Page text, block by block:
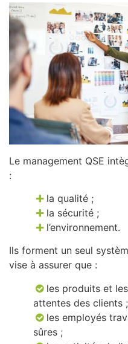
Le management QSE
:
la qualité ;
la sécurité ;
l’environnement.
Ils forment un seul
vise à assurer que :
les produits et
attentes des clients ;
les employés
sûres ;